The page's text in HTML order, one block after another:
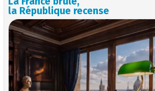
la République recense